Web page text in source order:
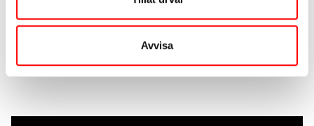
Avvisa
Verksamhetsutvecklare/Studieförbundet Bilda
abraham.fraiman@bilda.nu